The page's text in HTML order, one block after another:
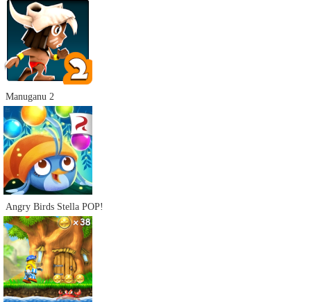
Manuganu 2
Angry Birds Stella POP!